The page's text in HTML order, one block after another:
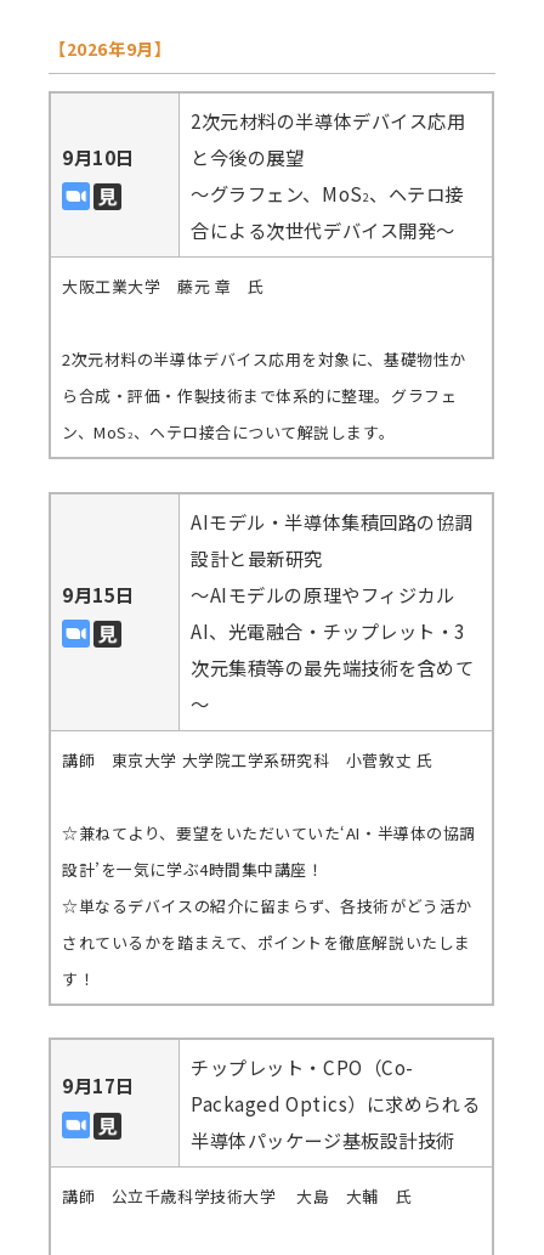
【2026年9月】
9月10日
2次元材料の半導体デバイス応用
と今後の展望
～グラフェン、MoS2、ヘテロ接
合による次世代デバイス開発～
大阪工業大学 藤元 章 氏
2次元材料の半導体デバイス応用を対象に、基礎物性か
ら合成・評価・作製技術まで体系的に整理。グラフェ
ン、MoS2、ヘテロ接合について解説します。
9月15日
AIモデル・半導体集積回路の協調
設計と最新研究
～AIモデルの原理やフィジカル
AI、光電融合・チップレット・3
次元集積等の最先端技術を含めて
～
講師 東京大学 大学院工学系研究科 小菅敦丈 氏
☆兼ねてより、要望をいただいていた‘AI・半導体の協調
設計’を一気に学ぶ4時間集中講座！
☆単なるデバイスの紹介に留まらず、各技術がどう活か
されているかを踏まえて、ポイントを徹底解説いたしま
す！
9月17日
チップレット・CPO（Co-
Packaged Optics）に求められる
半導体パッケージ基板設計技術
講師 公立千歳科学技術大学 大島 大輔 氏